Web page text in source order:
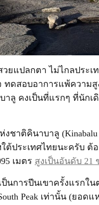
ยแปลกตา ไม่ไกลประเ
ดสอบอาการแพ้ความสูง
บาลู คงเป็นที่แรกๆ ที่นั
ชาติคินาบาลู (Kinabalu
ต้ประเทศไทยนะครับ ต้
เมตร สูงเป็นอันดับ 21
นการปีนเขาครั้งแรกใ
Peak เท่านั้น (ยอ